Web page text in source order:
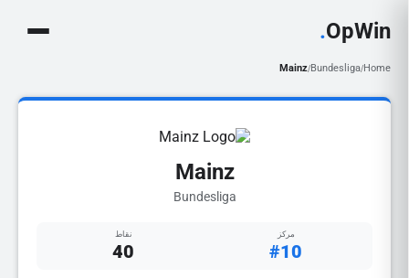
OpWin
.
Home
/
Bundesliga
/
Mainz
Mainz
Bundesliga
مركز
#10
نقاط
40